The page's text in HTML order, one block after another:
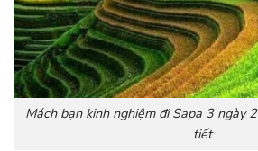
Mách bạn kinh nghiệm đi Sapa 3 ngày
tiết